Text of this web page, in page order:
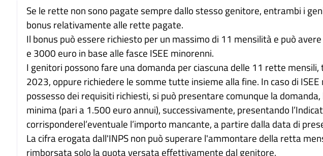
Se le rette non sono pagate sempre dallo stesso genitore, entrambi i
bonus relativamente alle rette pagate.
Il bonus può essere richiesto per un massimo di 11 mensilità e può
e 3000 euro in base alle fasce ISEE minorenni.
I genitori possono fare una domanda per ciascuna delle 11 rette
2023, oppure richiedere le somme tutte insieme alla fine. In caso di ISEE
possesso dei requisiti richiesti, si può presentare comunque la
minima (pari a 1.500 euro annui), successivamente, presentando
corrisponderel’eventuale l’importo mancante, a partire dalla data di
La cifra erogata dall'INPS non può superare l'ammontare della retta
rimborsata solo la quota versata effettivamente dal genitore.